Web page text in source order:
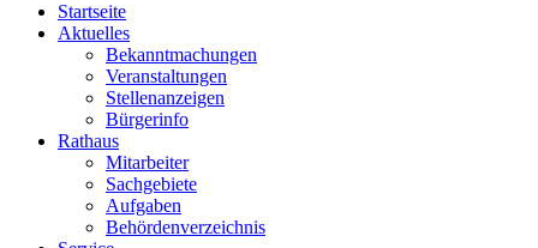
Startseite
Aktuelles
Bekanntmachungen
Veranstaltungen
Stellenanzeigen
Bürgerinfo
Rathaus
Mitarbeiter
Sachgebiete
Aufgaben
Behördenverzeichnis